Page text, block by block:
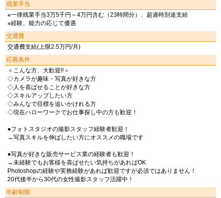
残業手当
※一律残業手当3万5千円～4万円含む（23時間分）、超過時別途支給
※経験、能力の応じて優遇
交通費
交通費支給(上限2.5万円/月)
応募条件
＜こんな方、大歓迎!!＞
◇カメラが趣味・写真が好きな方
◇人を喜ばせることが好きな方
◇スキルアップしたい方
◇みんなで目標を追いかけれる方
◇現在ハローワークでお仕事探し中の方も歓迎！
●フォトスタジオの撮影スタッフ経験者歓迎！
→写真スキルを伸ばしたい方にオススメの職場です
●写真が好きな販売サービス業の経験者も歓迎！
→未経験でもお客様を喜ばせたい気持ちがあればOK
Photoshopの経験や実務経験があれば歓迎ですが必須ではありません！
20代後半から30代の女性撮影スタッフ活躍中！
年齢制限